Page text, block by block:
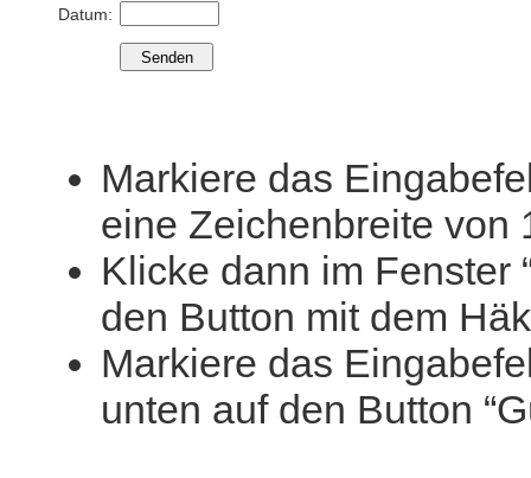
Datum:
Markiere das
eine Zeichenbreite von
Klicke dann im Fenster
den Button mit dem
Markiere das
unten auf den Button